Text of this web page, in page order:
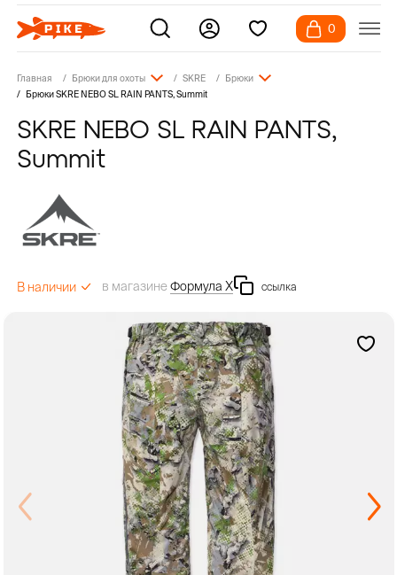
0
Главная Брюки для охоты SKRE
Брюки
Брюки SKRE NEBO SL RAIN PANTS, Summit
SKRE NEBO SL RAIN PANTS,
Summit
В наличии в магазинеФормула Х ссылка